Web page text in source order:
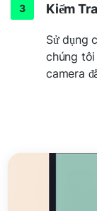
Kiểm
Sử dụng
chúng tôi
camera